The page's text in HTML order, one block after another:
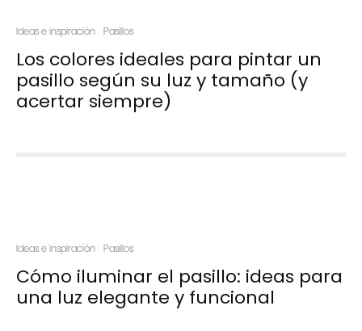
Ideas e inspiración Pasillos
Los colores ideales para pintar un
pasillo según su luz y tamaño (y
acertar siempre)
Ideas e inspiración Pasillos
Cómo iluminar el pasillo: ideas para
una luz elegante y funcional